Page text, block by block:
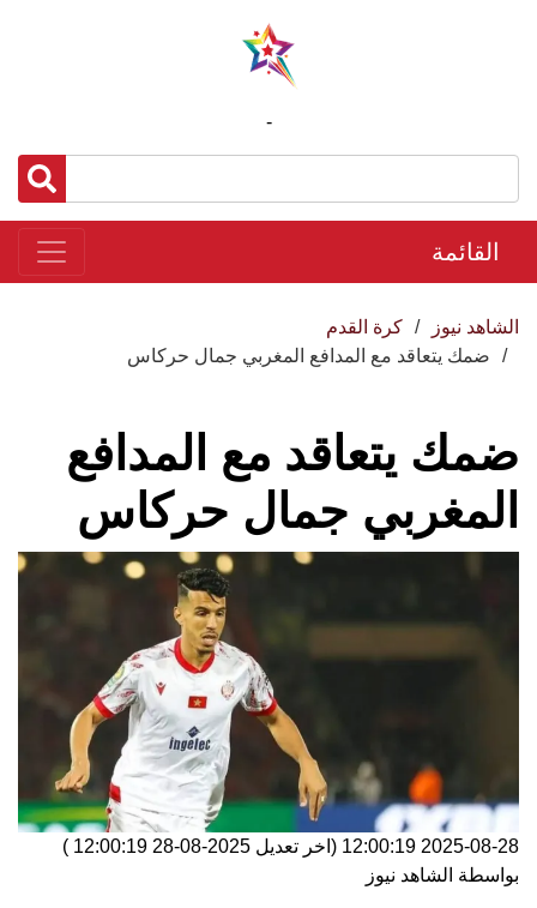
-
القائمة
الشاهد نيوز
كرة القدم
ضمك يتعاقد مع المدافع المغربي جمال حركاس
ضمك يتعاقد مع المدافع
المغربي جمال حركاس
2025-08-28 12:00:19 (اخر تعديل 2025-08-28 12:00:19
)
بواسطة الشاهد نيوز